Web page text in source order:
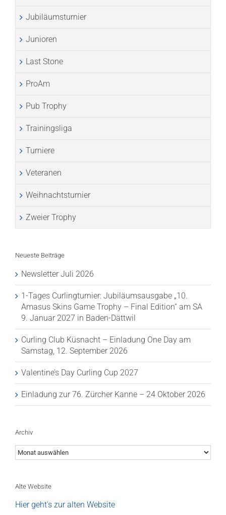
Jubiläumsturnier
Junioren
Last Stone
ProAm
Pub Trophy
Trainingsliga
Turniere
Veteranen
Weihnachtsturnier
Zweier Trophy
Neueste Beiträge
Newsletter Juli 2026
1-Tages Curlingturnier: Jubiläumsausgabe „10.
Amasus Skins Game Trophy – Final Edition“ am SA
9. Januar 2027 in Baden-Dättwil
Curling Club Küsnacht – Einladung One Day am
Samstag, 12. September 2026
Valentine’s Day Curling Cup 2027
Einladung zur 76. Zürcher Kanne – 24 Oktober 2026
Archiv
Archiv
Alte Website
Hier geht's zur alten Website